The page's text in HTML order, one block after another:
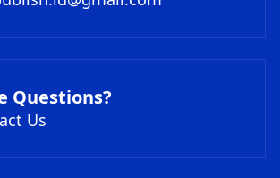
Questions?
Us